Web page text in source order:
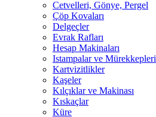
Cetvelleri, Gönye, Pergel
Çöp Kovaları
Delgeçler
Evrak Rafları
Hesap Makinaları
Istampalar ve Mürekkepleri
Kartvizitlikler
Kaşeler
Kılçıklar ve Makinası
Kıskaçlar
Küre